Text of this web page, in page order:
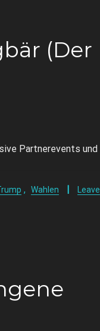
(Der
Partnerevents und
, Wahlen
Leave